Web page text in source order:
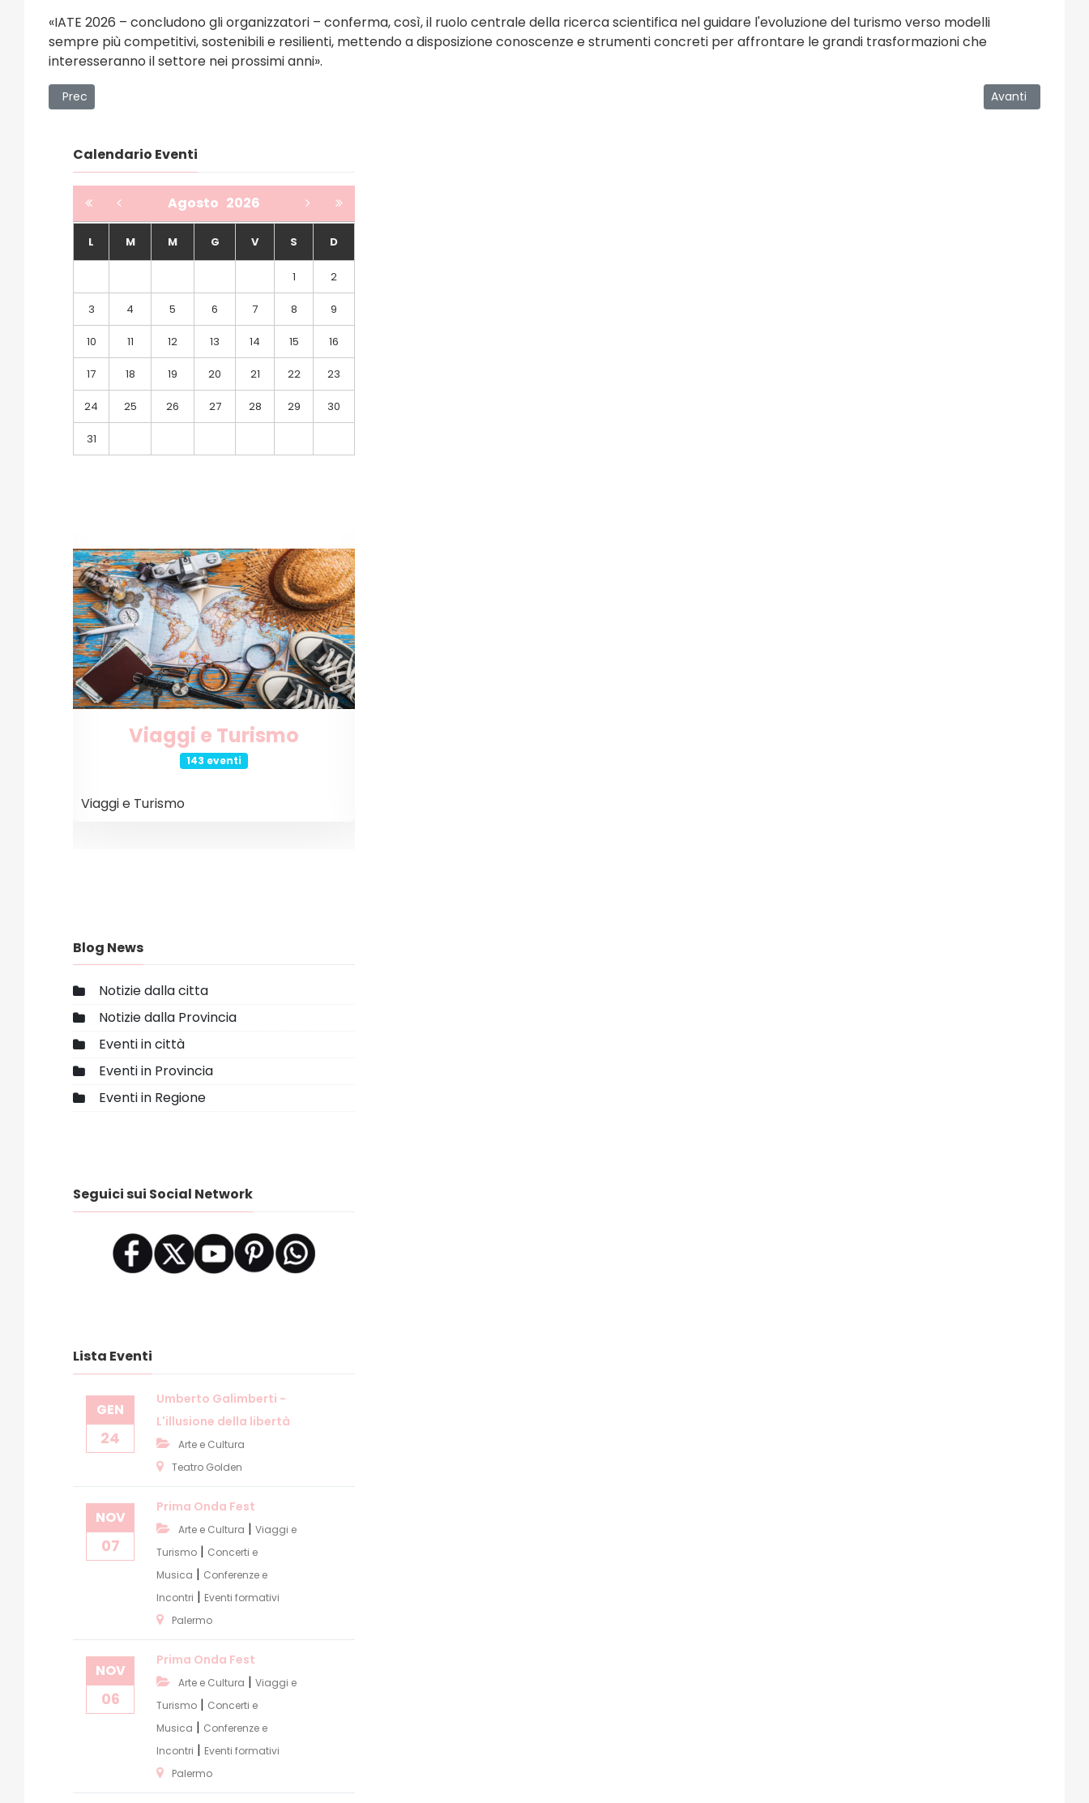
«IATE 2026 – concludono gli organizzatori – conferma, così, il ruolo centrale della ricerca scientifica nel guidare l'evoluzione del turismo verso modelli
sempre più competitivi, sostenibili e resilienti, mettendo a disposizione conoscenze e strumenti concreti per affrontare le grandi trasformazioni che
interesseranno il settore nei prossimi anni».
Articolo precedente: “Una vita per la città” – Presentato il 402° Festino in onore di Santa Rosalia Patrona di Palermo
Prec Articolo
Avanti
Calendario Eventi
Agosto 2026
L M M G V S D
1 2
3 4 5 6 7 8 9
10 11 12 13 14 15 16
17 18 19 20 21 22 23
24 25 26 27 28 29 30
31
Internet e Tecnologia
26 eventi
Internet e Tecnologia
Blog News
Notizie dalla citta
Notizie dalla Provincia
Eventi in città
Eventi in Provincia
Eventi in Regione
Seguici sui Social Network
Lista Eventi
GEN
24
Umberto Galimberti -
L'illusione della libertà
Arte e Cultura
Teatro Golden
NOV
07
Prima Onda Fest
Arte e Cultura | Viaggi e
Turismo | Concerti e
Musica | Conferenze e
Incontri | Eventi formativi
Palermo
NOV
06
Prima Onda Fest
Arte e Cultura | Viaggi e
Turismo | Concerti e
Musica | Conferenze e
Incontri | Eventi formativi
Palermo